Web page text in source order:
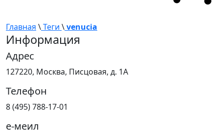
Главная \Теги \venucia
Информация
Адрес
127220, Москва, Писцовая, д. 1А
Телефон
8 (495) 788-17-01
е-меил